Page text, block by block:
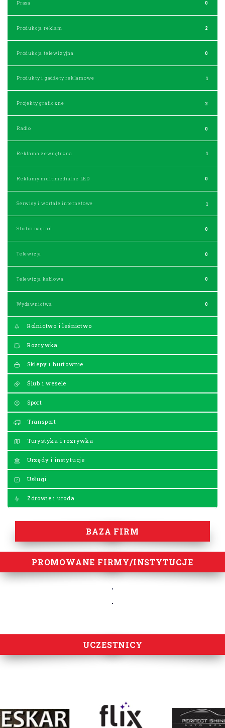
Prasa 0
Produkcja reklam 2
Produkcja telewizyjna 0
Produkty i gadżety reklamowe 1
Projekty graficzne 2
Radio 0
Reklama zewnętrzna 1
Reklamy multimedialne LED 0
Serwisy i wortale internetowe 1
Studio nagrań 0
Telewizja 0
Telewizja kablowa 0
Wydawnictwa 0
Rolnictwo i leśnictwo
Rozrywka
Sklepy i hurtownie
Ślub i wesele
Sport
Transport
Turystyka i rozrywka
Urzędy i instytucje
Usługi
Zdrowie i uroda
BAZA FIRM
PROMOWANE FIRMY/INSTYTUCJE
UCZESTNICY